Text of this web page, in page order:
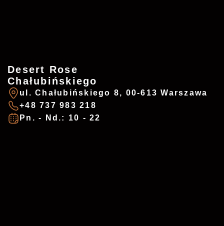
Desert Rose
Chałubińskiego
ul. Chałubińskiego 8, 00-613 Warszawa
+48 737 983 218
Pn. - Nd.: 10 - 22